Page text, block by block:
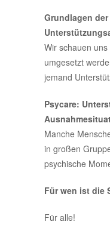
Grundlagen
Wir schauen
umgesetzt
jemand
Psycare:
Manche
in großen
psychische
Für wen ist die
Für alle!